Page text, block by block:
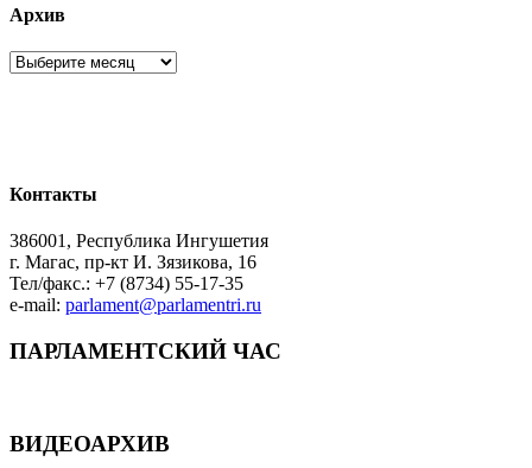
Архив
Архив
Контакты
386001, Республика Ингушетия
г. Магас, пр-кт И. Зязикова, 16
Тел/факс.: +7 (8734) 55-17-35
e-mail: parlament@parlamentri.ru
ПАРЛАМЕНТСКИЙ ЧАС
ВИДЕОАРХИВ